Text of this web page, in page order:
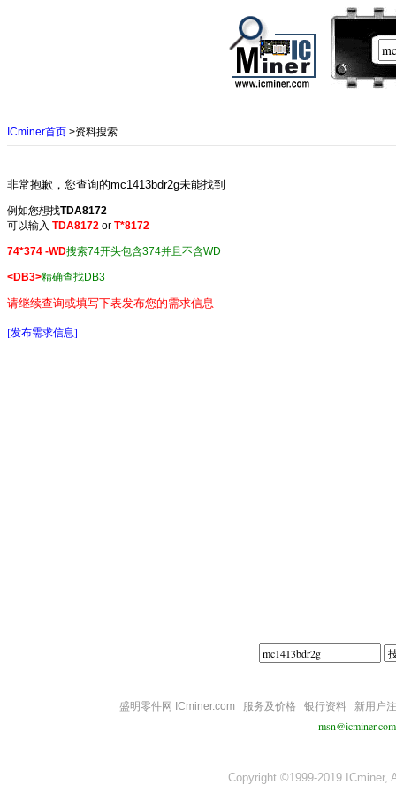
ICminer首页 >资料搜索
非常抱歉，您查询的mc1413bdr2g未能找到
例如您想找TDA8172
可以输入 TDA8172 or T*8172
74*374 -WD搜索74开头包含374并且不含WD
<DB3>精确查找DB3
请继续查询或填写下表发布您的需求信息
[发布需求信息]
盛明零件网 ICminer.com 服务及价格 银行资料 新用户
msn@icminer.com
Copyright ©1999-2019 ICminer,